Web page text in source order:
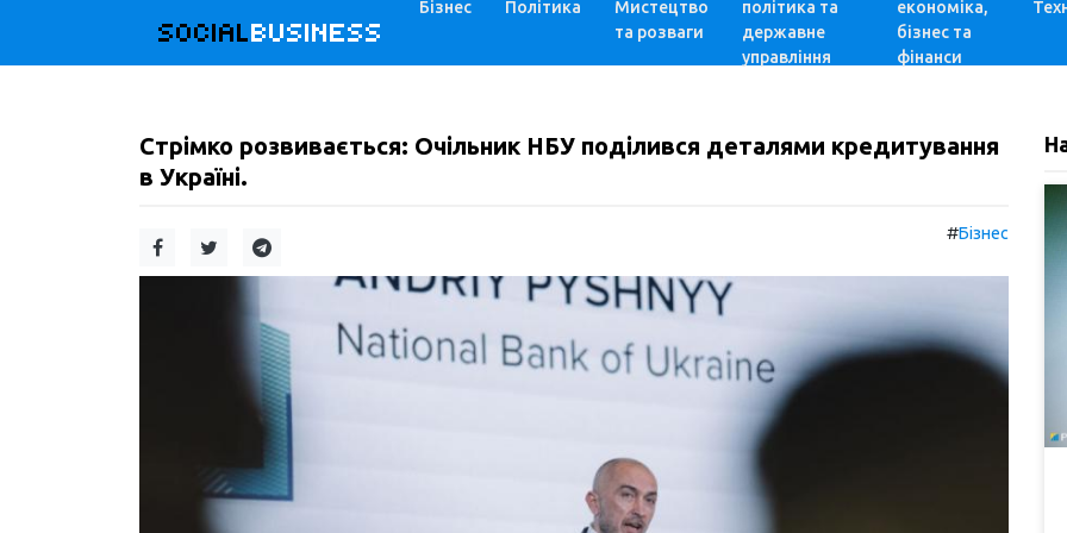
SOCIALBUSINESS
Бізнес Політика
Мистецтво
та розваги
політика та
державне
управління
економіка,
бізнес та
фінанси
Стрімко розвивається: Очільник НБУ поділився деталями кредитування
в Україні.
#Бізнес